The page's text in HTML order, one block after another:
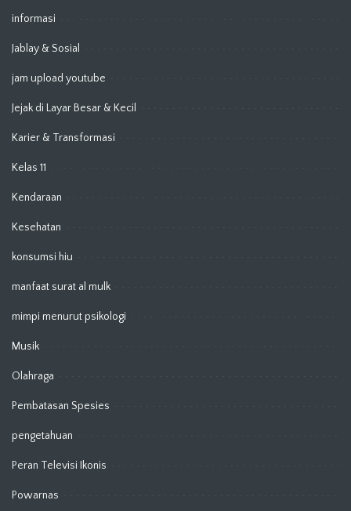
informasi
Jablay & Sosial
jam upload youtube
Jejak di Layar Besar & Kecil
Karier & Transformasi
Kelas 11
Kendaraan
Kesehatan
konsumsi hiu
manfaat surat al mulk
mimpi menurut psikologi
Musik
Olahraga
Pembatasan Spesies
pengetahuan
Peran Televisi Ikonis
Powarnas